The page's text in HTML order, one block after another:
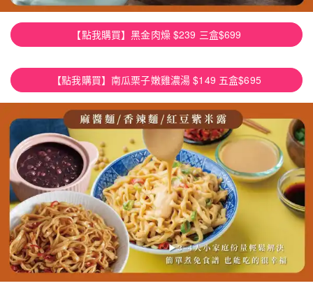
【點我購買】黑金肉燥 $239 三盒$699
【點我購買】南瓜栗子嫩雞濃湯 $149 五盒$695